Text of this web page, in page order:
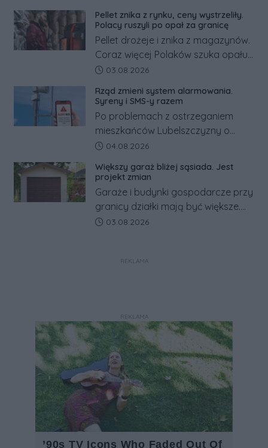
tym zmianom zyskają.
Pellet znika z rynku, ceny wystrzeliły.
Polacy ruszyli po opał za granicę
Pellet drożeje i znika z magazynów.
Coraz więcej Polaków szuka opału
za granicą, gdzie bywa nawet
Co się dzieje?
Data dodania artykułu:
03.08.2026
Rząd zmieni system alarmowania.
Syreny i SMS-y razem
Po problemach z ostrzeganiem
mieszkańców Lubelszczyzny o
rosyjskim zagrożeniu rząd
alarmowych, alertów RCB i aplikacji
w jeden system.
Data dodania artykułu:
04.08.2026
Większy garaż bliżej sąsiada. Jest
projekt zmian
Garaże i budynki gospodarcze przy
granicy działki mają być większe.
Projekt zaostrza też zasady
Data dodania artykułu:
03.08.2026
REKLAMA
REKLAMA